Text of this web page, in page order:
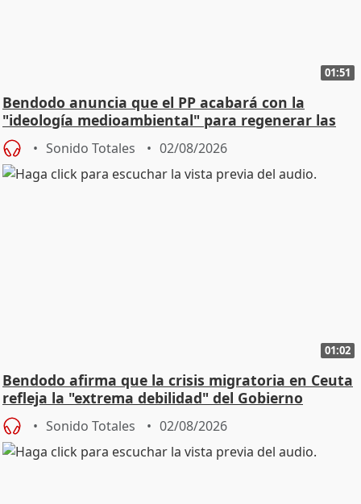
01:51
Bendodo anuncia que el PP acabará con la
"ideología medioambiental" para regenerar las
playas
Sonido Totales 02/08/2026
01:02
Bendodo afirma que la crisis migratoria en Ceuta
refleja la "extrema debilidad" del Gobierno
Sonido Totales 02/08/2026